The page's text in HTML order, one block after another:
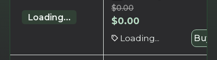
Loading...
$0.00
$0.00
Loading... Buy